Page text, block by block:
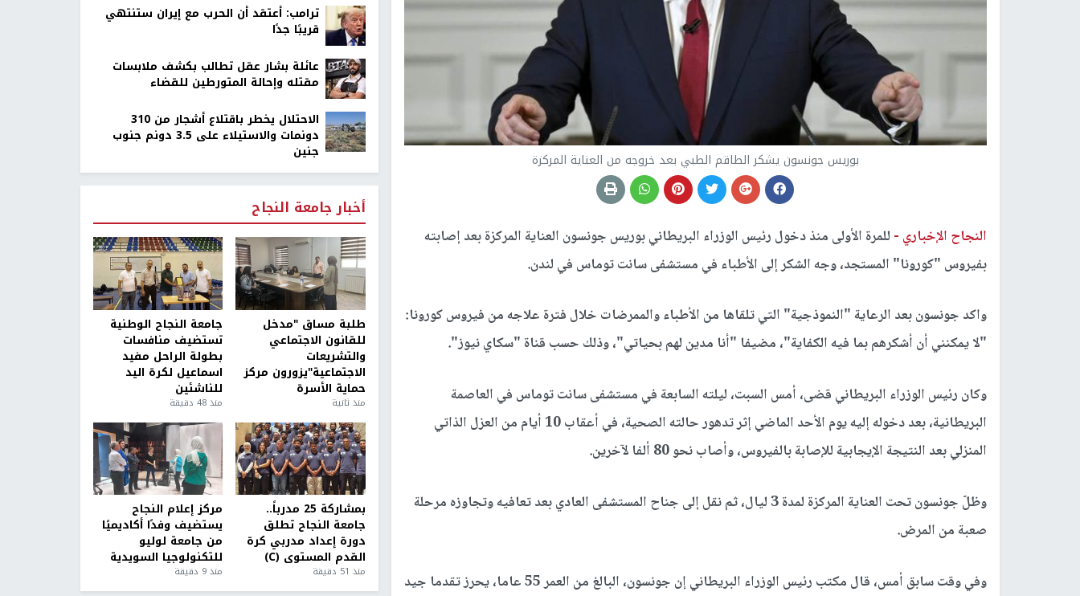
بوريس جونسون يشكر الطاقم الطبي بعد خروجه من العناية المركزة
النجاح الإخباري - للمرة الأولى منذ دخول رئيس الوزراء البريطاني بوريس جونسون العناية المركزة بعد إصابته
بفيروس "كورونا" المستجد، وجه الشكر إلى الأطباء في مستشفى سانت توماس في لندن.
واكد جونسون بعد الرعاية "النموذجية" التي تلقاها من الأطباء والممرضات خلال فترة علاجه من فيروس كورونا:
"لا يمكنني أن أشكرهم بما فيه الكفاية"، مضيفا "أنا مدين لهم بحياتي"، وذلك حسب قناة "سكاي نيوز".
وكان رئيس الوزراء البريطاني قضى، أمس السبت، ليلته السابعة في مستشفى سانت توماس في العاصمة
البريطانية، بعد دخوله إليه يوم الأحد الماضي إثر تدهور حالته الصحية، في أعقاب 10 أيام من العزل الذاتي
المنزلي بعد النتيجة الإيجابية للإصابة بالفيروس، وأصاب نحو 80 ألفا لآخرين.
وظلّ جونسون تحت العناية المركزة لمدة 3 ليال، ثم نقل إلى جناح المستشفى العادي بعد تعافيه وتجاوزه مرحلة
صعبة من المرض.
وفي وقت سابق أمس، قال مكتب رئيس الوزراء البريطاني إن جونسون، البالغ من العمر 55 عاما، يحرز تقدما جيد
ترامب: أعتقد أن الحرب مع إيران ستنتهي
قريبًا جدًا
عائلة بشار عقل تطالب بكشف ملابسات
مقتله وإحالة المتورطين للقضاء
الاحتلال يخطر باقتلاع أشجار من 310
دونمات والاستيلاء على 3.5 دونم جنوب
جنين
أخبار جامعة النجاح
طلبة مساق "مدخل
للقانون الاجتماعي
والتشريعات
الاجتماعية"يزورون مركز
حماية الأسرة
منذ ثانية
جامعة النجاح الوطنية
تستضيف منافسات
بطولة الراحل مفيد
اسماعيل لكرة اليد
للناشئين
منذ 48 دقيقة
بمشاركة 25 مدرباً..
جامعة النجاح تطلق
دورة إعداد مدربي كرة
القدم المستوى (C)
منذ 51 دقيقة
مركز إعلام النجاح
يستضيف وفدًا أكاديميًا
من جامعة لوليو
للتكنولوجيا السويدية
منذ 9 دقيقة